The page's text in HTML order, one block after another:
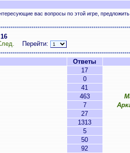
вас вопросы по этой игре,
16
Перейти:
Ответы
17
0
41
463
7
27
1313
5
50
92